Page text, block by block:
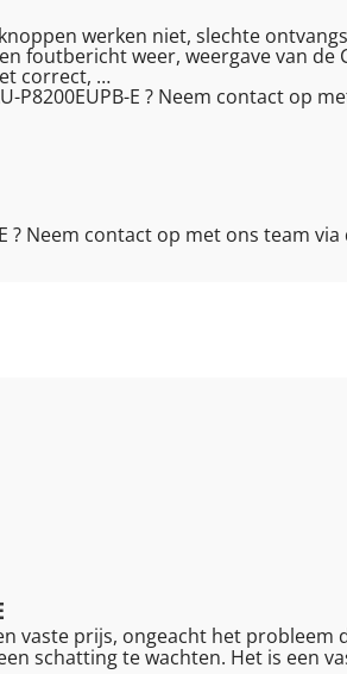
werken niet, slechte
foutbericht weer, weergave van de
correct, …
E ? Neem contact op
? Neem contact op met ons team via
vaste prijs, ongeacht het
schatting te wachten. Het is een